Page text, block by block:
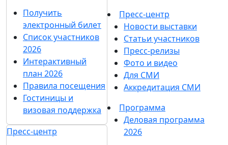
Получить
электронный билет
Список участников
2026
Интерактивный
план 2026
Правила посещения
Гостиницы и
визовая поддержка
Пресс-центр
Пресс-центр
Новости выставки
Статьи участников
Пресс-релизы
Фото и видео
Для СМИ
Аккредитация СМИ
Программа
Деловая программа
2026